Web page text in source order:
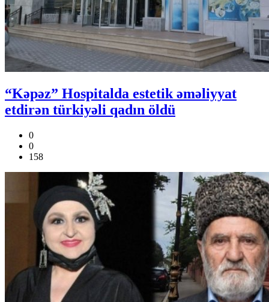
“Kəpəz” Hospitalda estetik əməliyyat
etdirən türkiyəli qadın öldü
0
0
158